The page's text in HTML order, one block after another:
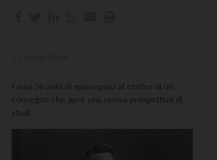
I suoi 36 anni di episcopato al centro di un
convegno che apre una nuova prospettiva di
studi